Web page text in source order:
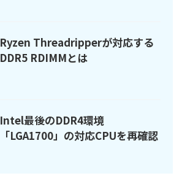
Ryzen Threadripperが対応する
DDR5 RDIMMとは
Intel最後のDDR4環境
「LGA1700」の対応CPUを再確認